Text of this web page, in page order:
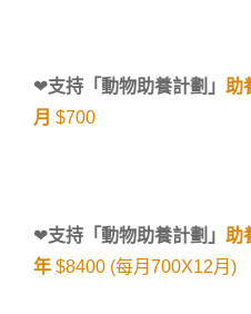
❤支持「動物助養計劃 」 助
月 $700
❤支持「動物助養計劃 」 助
年 $8400 (每月700X12月)